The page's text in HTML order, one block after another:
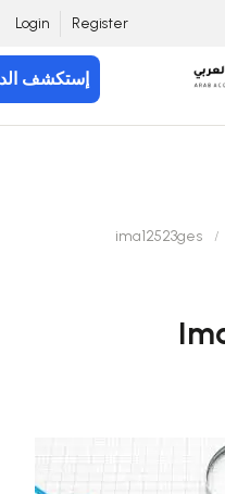
Register
Login
إستكشف
ima12523ges